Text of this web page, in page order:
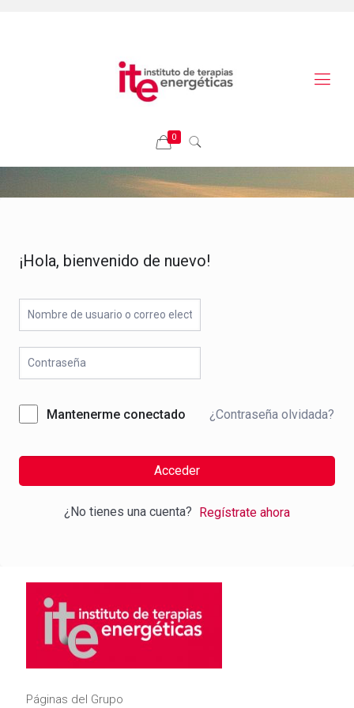
0
¡Hola, bienvenido de nuevo!
Mantenerme conectado ¿Contraseña olvidada?
Acceder
¿No tienes una cuenta? Regístrate ahora
Páginas del Grupo